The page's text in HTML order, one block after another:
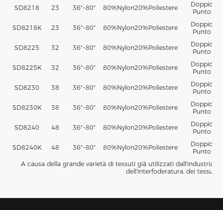
SD8218 23 36"~80" 80%Nylon20%Poliestere
Doppio
Punto
SD8218K 23 36"~80" 80%Nylon20%Poliestere
Doppio
Punto
SD8225 32 36"~80" 80%Nylon20%Poliestere
Doppio
Punto
SD8225K 32 36"~80" 80%Nylon20%Poliestere
Doppio
Punto
SD8230 38 36"~80" 80%Nylon20%Poliestere
Doppio
Punto
SD8230K 38 36"~80" 80%Nylon20%Poliestere
Doppio
Punto
SD8240 48 36"~80" 80%Nylon20%Poliestere
Doppio
Punto
SD8240K 48 36"~80" 80%Nylon20%Poliestere
Doppio
Punto
A causa della grande varietà di tessuti già utilizzati dall'industria
dell'interfoderatura, dei tessuti